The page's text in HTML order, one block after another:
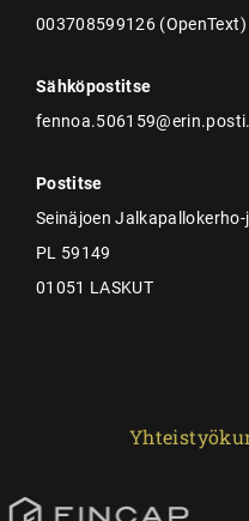
003708599126 (OpenText)
Sähköpostitse
Postitse
Seinäjoen
PL 59149
01051 LASKUT